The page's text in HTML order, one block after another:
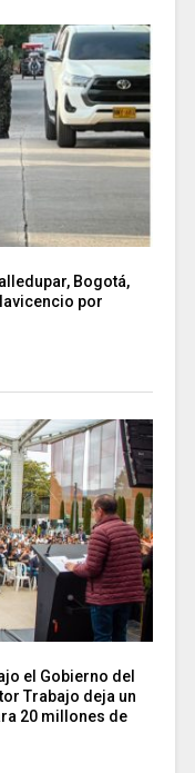
Bogotá,
por
el Gobierno del
Trabajo deja un
20 millones de